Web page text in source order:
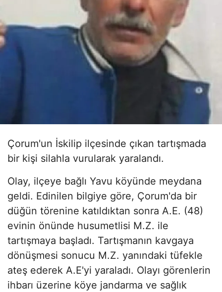
Çorum'un İskilip ilçesinde çıkan tartışmada
bir kişi silahla vurularak yaralandı.
Olay, ilçeye bağlı Yavu köyünde meydana
geldi. Edinilen bilgiye göre, Çorum'da bir
düğün törenine katıldıktan sonra A.E. (48)
evinin önünde husumetlisi M.Z. ile
tartışmaya başladı. Tartışmanın kavgaya
dönüşmesi sonucu M.Z. yanındaki tüfekle
ateş ederek A.E'yi yaraladı. Olayı görenlerin
ihbarı üzerine köye jandarma ve sağlık